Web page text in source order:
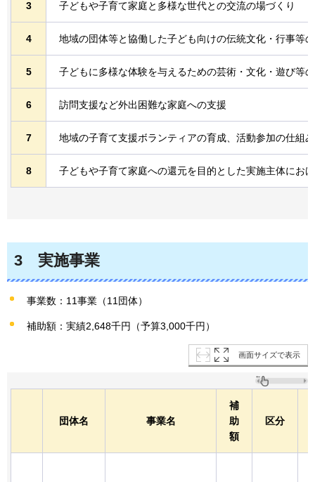
3 子どもや子育て家庭と多様な世代との交流の場づくり
4 地域の団体等と協働した子ども向けの伝統文化・行事等
5 子どもに多様な体験を与えるための芸術・文化・遊び等
6 訪問支援など外出困難な家庭への支援
7 地域の子育て支援ボランティアの育成、活動参加の仕組
8 子どもや子育て家庭への還元を目的とした実施主体にお
3 実施事業
事業数：11事業（11団体）
補助額：実績2,648千円（予算3,000千円）
画面サイズで表示
団体名 事業名
補
助
額
区分